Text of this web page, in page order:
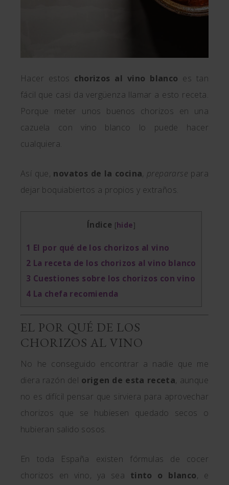
Hacer estos chorizos al vino blanco es tan
fácil que casi da vergüenza llamar a esto receta.
Porque meter unos buenos chorizos en una
cazuela con vino blanco lo puede hacer
cualquiera.
Así que, novatos de la cocina, prepararse para
dejar boquiabiertos a propios y extraños.
Índice [hide]
1 El por qué de los chorizos al vino
2 La receta de los chorizos al vino blanco
3 Cuestiones sobre los chorizos con vino
4 La chefa recomienda
EL POR QUÉ DE LOS
CHORIZOS AL VINO
No he conseguido encontrar a nadie que me
diera razón del origen de esta receta, aunque
no es difícil pensar que sirviera para aprovechar
chorizos que se hubiesen quedado secos o
hubieran salido sosos.
En toda España existen fórmulas de cocer
chorizos en vino, ya sea tinto o blanco, e